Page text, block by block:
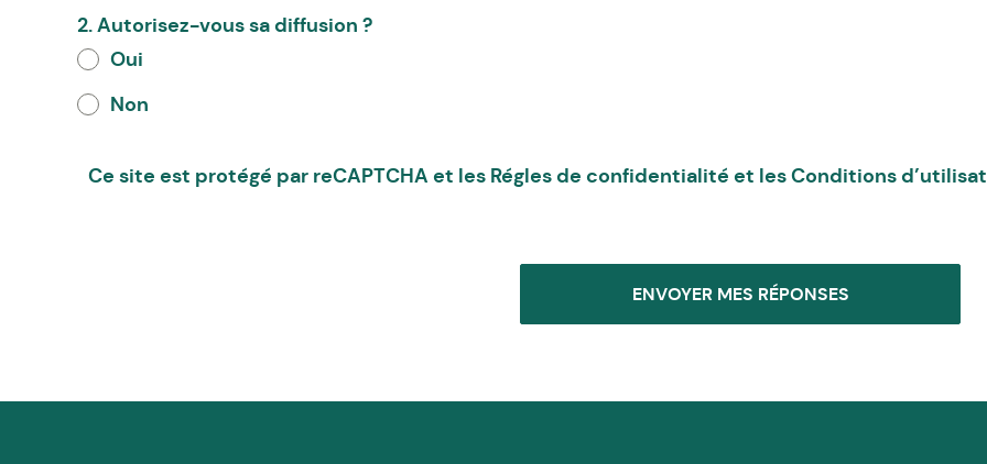
2. Autorisez-vous sa diffusion ?
Oui
Non
Ce site est protégé par reCAPTCHA et les Régles de confidentialité et lesConditions
ENVOYER MES RÉPONSES